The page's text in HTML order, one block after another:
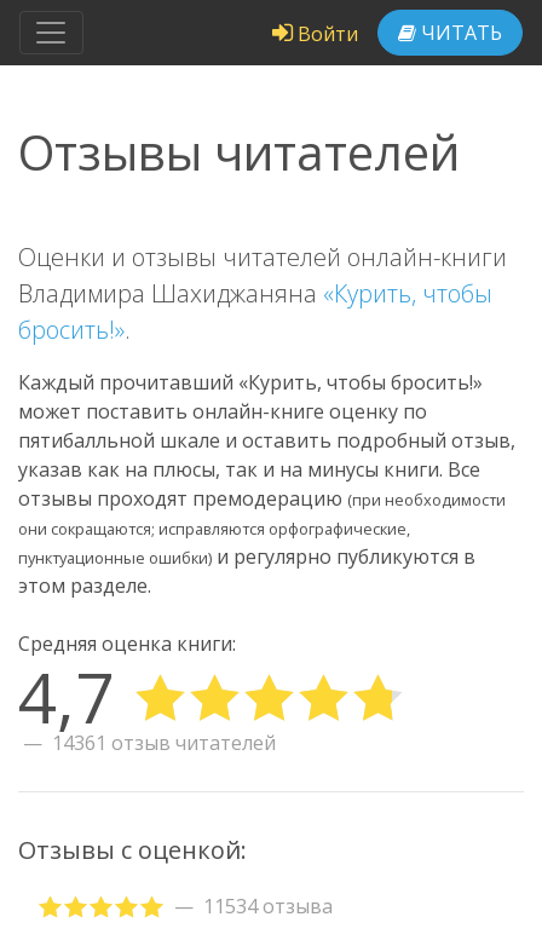
Войти ЧИТАТЬ
Отзывы читателей
Оценки и отзывы читателей онлайн-книги
Владимира Шахиджаняна «Курить, чтобы
бросить!».
Каждый прочитавший «Курить, чтобы бросить!»
может поставить онлайн-книге оценку по
пятибалльной шкале и оставить подробный отзыв,
указав как на плюсы, так и на минусы книги. Все
отзывы проходят премодерацию (при необходимости
они сокращаются; исправляются орфографические,
пунктуационные ошибки) и регулярно публикуются в
этом разделе.
Средняя оценка книги:
4,7
14361 отзыв читателей
Отзывы с оценкой:
11534 отзыва